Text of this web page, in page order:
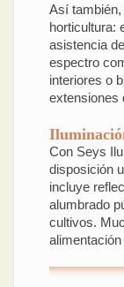
Así
horticultura:
asistencia
espectro
interiores o
extensiones
Con Seys
disposición
incluye
alumbrado
cultivos.
alimentación